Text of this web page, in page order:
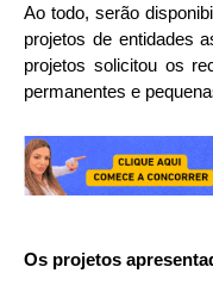
Ao todo, serão
projetos de entidades
projetos solicitou os
permanentes e
Os projetos